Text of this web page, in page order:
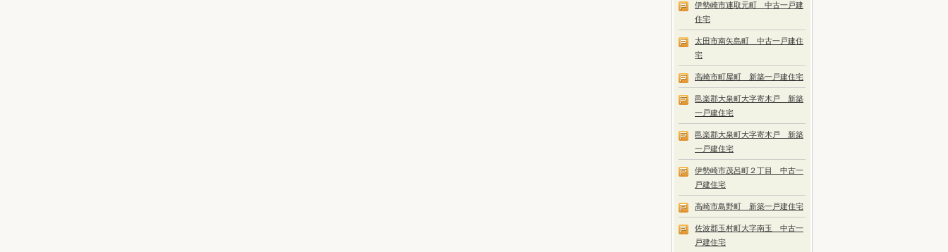
伊勢崎市連取元町 中古一戸建
住宅
太田市南矢島町 中古一戸建住
宅
高崎市町屋町 新築一戸建住宅
邑楽郡大泉町大字寄木戸 新築
一戸建住宅
邑楽郡大泉町大字寄木戸 新築
一戸建住宅
伊勢崎市茂呂町２丁目 中古一
戸建住宅
高崎市島野町 新築一戸建住宅
佐波郡玉村町大字南玉 中古一
戸建住宅